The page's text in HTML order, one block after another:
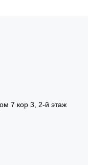
7 кор 3, 2-й этаж